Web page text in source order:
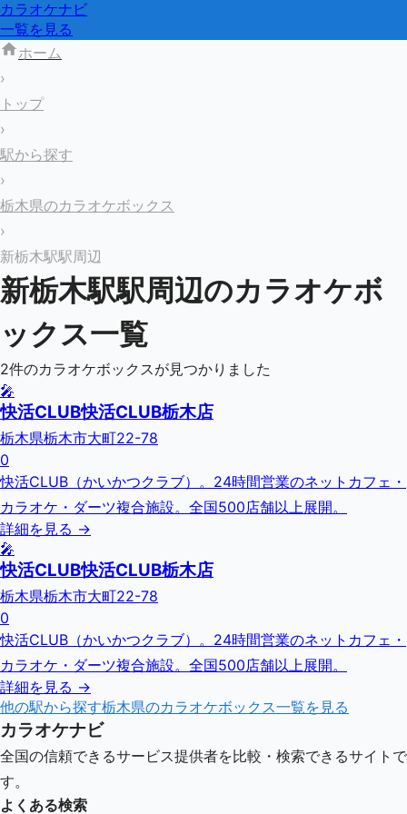
カラオケナビ
一覧を見る
ホーム
›
トップ
›
駅から探す
›
栃木県のカラオケボックス
›
新栃木駅駅周辺
新栃木駅駅周辺のカラオケボ
ックス一覧
2件のカラオケボックスが見つかりました
🎤
快活CLUB快活CLUB栃木店
栃木県栃木市大町22-78
0
快活CLUB（かいかつクラブ）。24時間営業のネットカフェ・
カラオケ・ダーツ複合施設。全国500店舗以上展開。
詳細を見る →
🎤
快活CLUB快活CLUB栃木店
栃木県栃木市大町22-78
0
快活CLUB（かいかつクラブ）。24時間営業のネットカフェ・
カラオケ・ダーツ複合施設。全国500店舗以上展開。
詳細を見る →
他の駅から探す栃木県のカラオケボックス一覧を見る
カラオケナビ
全国の信頼できるサービス提供者を比較・検索できるサイトで
す。
よくある検索